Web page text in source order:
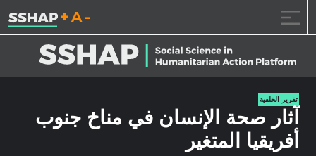
تقليل حجم الخط.
إعادة ضبط حجم
زيادة حجم
تقرير الخلفية
آثار صحة الإنسان في مناخ جنوب
أفريقيا المتغير